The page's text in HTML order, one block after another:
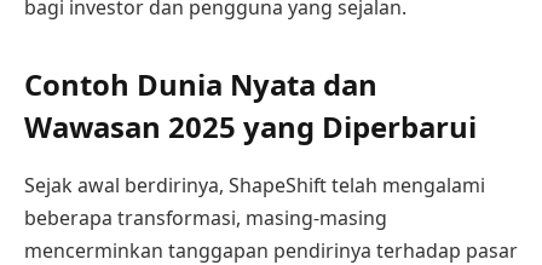
bagi investor dan pengguna yang sejalan.
Contoh Dunia Nyata dan
Wawasan 2025 yang Diperbarui
Sejak awal berdirinya, ShapeShift telah mengalami
beberapa transformasi, masing-masing
mencerminkan tanggapan pendirinya terhadap pasar